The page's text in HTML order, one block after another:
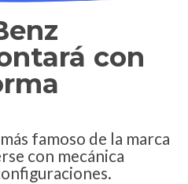
con
famoso de la marca
con mecánica